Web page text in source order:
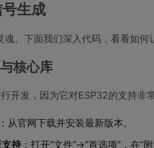
生成
。下面我们深入代码，看看如何
核心库
开发，因为它对ESP32的支持非
：从官网下载并安装最新版本。
持 ：打开“文件”->“首选项”，在